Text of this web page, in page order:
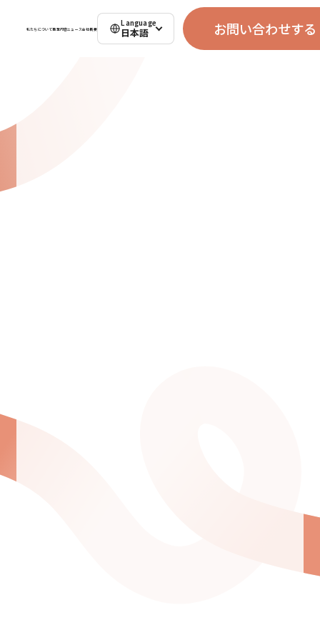
私たちについて事業内容ニュース会社概要
Language
日本語 お問い合わせする